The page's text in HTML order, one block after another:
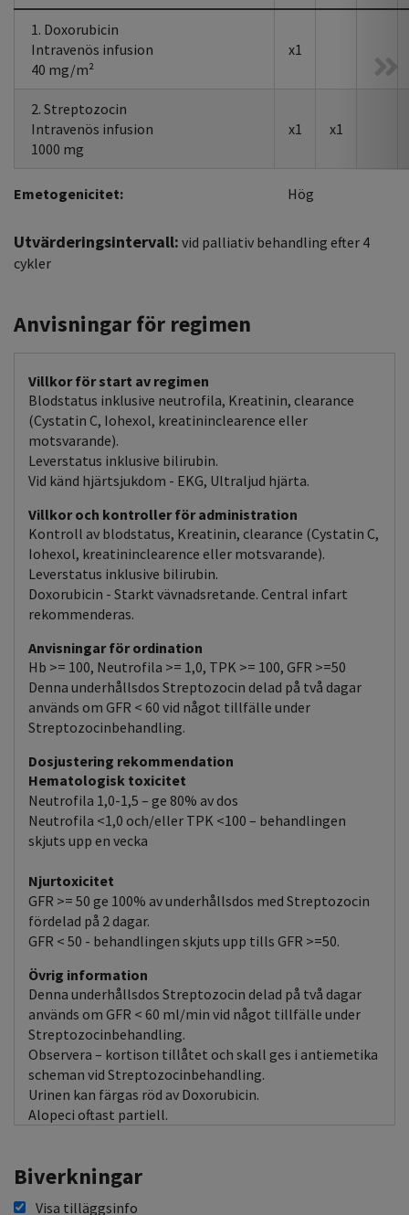
1. Doxorubicin
Intravenös infusion
40 mg/m²
x1
2. Streptozocin
Intravenös infusion
1000 mg
x1 x1
Emetogenicitet: Hög
Utvärderingsintervall: vid palliativ behandling efter 4
cykler
Anvisningar för regimen
Villkor för start av regimen
Blodstatus inklusive neutrofila, Kreatinin, clearance
(Cystatin C, Iohexol, kreatininclearence eller
motsvarande).
Leverstatus inklusive bilirubin.
Vid känd hjärtsjukdom - EKG, Ultraljud hjärta.
Villkor och kontroller för administration
Kontroll av blodstatus, Kreatinin, clearance (Cystatin C,
Iohexol, kreatininclearence eller motsvarande).
Leverstatus inklusive bilirubin.
Doxorubicin - Starkt vävnadsretande. Central infart
rekommenderas.
Anvisningar för ordination
Hb >= 100, Neutrofila >= 1,0, TPK >= 100, GFR >=50
Denna underhållsdos Streptozocin delad på två dagar
används om GFR < 60 vid något tillfälle under
Streptozocinbehandling.
Dosjustering rekommendation
Hematologisk toxicitet
Neutrofila 1,0-1,5 – ge 80% av dos
Neutrofila <1,0 och/eller TPK <100 – behandlingen
skjuts upp en vecka
Njurtoxicitet
GFR >= 50 ge 100% av underhållsdos med Streptozocin
fördelad på 2 dagar.
GFR < 50 - behandlingen skjuts upp tills GFR >=50.
Övrig information
Denna underhållsdos Streptozocin delad på två dagar
används om GFR < 60 ml/min vid något tillfälle under
Streptozocinbehandling.
Observera – kortison tillåtet och skall ges i antiemetika
scheman vid Streptozocinbehandling.
Urinen kan färgas röd av Doxorubicin.
Alopeci oftast partiell.
Biverkningar
Visa tilläggsinfo